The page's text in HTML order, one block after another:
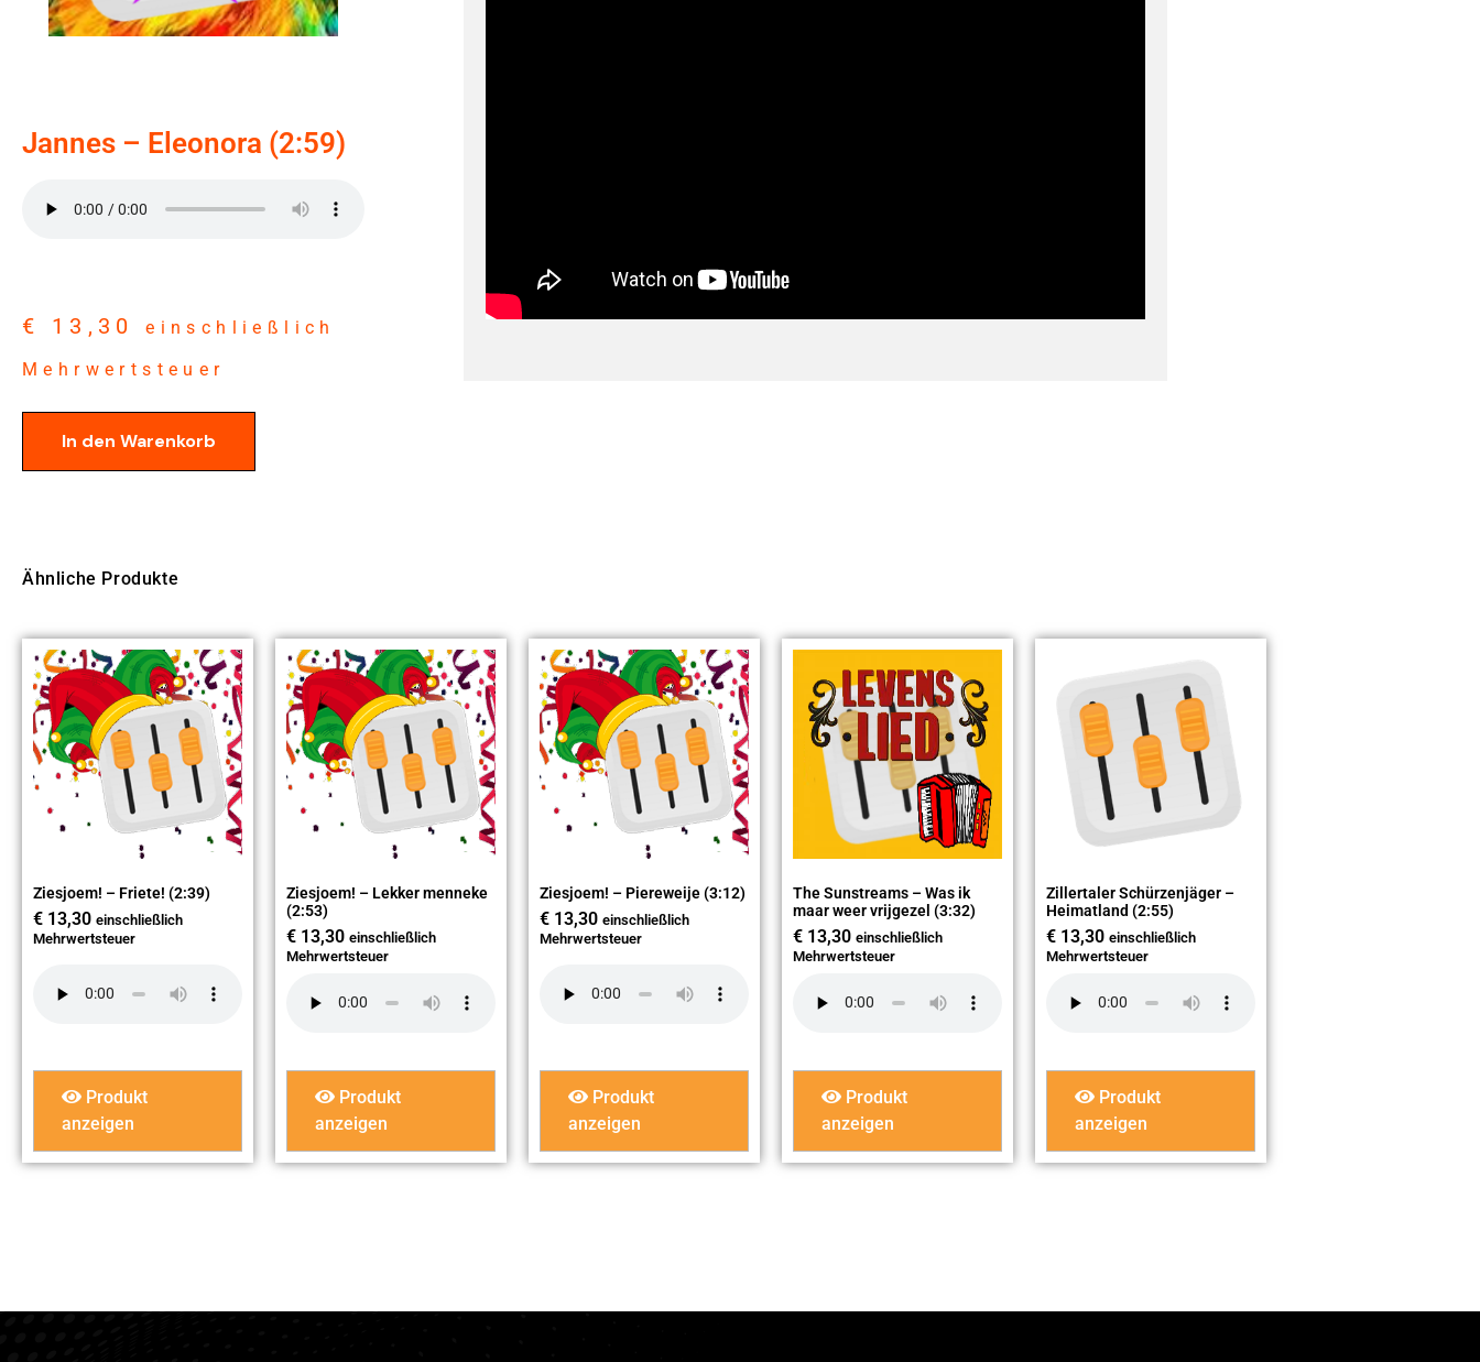
Jannes – Eleonora (2:59)
€ 13,30
einschließlich
Mehrwertsteuer
In den Warenkorb
Ähnliche Produkte
Ziesjoem! – Friete! (2:39)
€ 13,30 einschließlich
Mehrwertsteuer
Produkt
anzeigen
Ziesjoem! – Lekker menneke
(2:53)
€ 13,30 einschließlich
Mehrwertsteuer
Produkt
anzeigen
Ziesjoem! – Piereweije (3:12)
€ 13,30 einschließlich
Mehrwertsteuer
Produkt
anzeigen
The Sunstreams – Was ik
maar weer vrijgezel (3:32)
€ 13,30 einschließlich
Mehrwertsteuer
Produkt
anzeigen
Zillertaler Schürzenjäger –
Heimatland (2:55)
€ 13,30 einschließlich
Mehrwertsteuer
Produkt
anzeigen